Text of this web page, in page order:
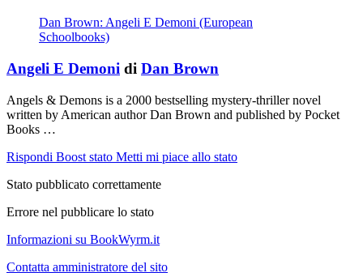
Dan Brown: Angeli E Demoni (European
Schoolbooks)
Angeli E Demoni di Dan Brown
Angels & Demons is a 2000 bestselling mystery-thriller novel
written by American author Dan Brown and published by Pocket
Books …
Rispondi Boost stato Metti mi piace allo stato
Stato pubblicato correttamente
Errore nel pubblicare lo stato
Informazioni su BookWyrm.it
Contatta amministratore del sito